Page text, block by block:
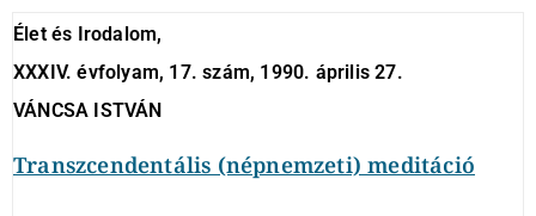
Élet és Irodalom,
XXXIV. évfolyam, 17. szám, 1990. április 27.
VÁNCSA ISTVÁN
Transzcendentális (népnemzeti) meditáció